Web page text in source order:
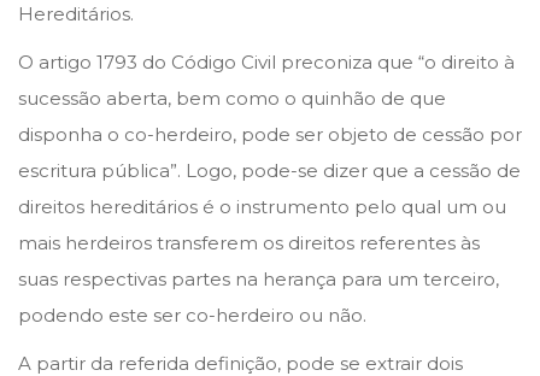
2
0
2
3
Hereditários.
O artigo 1793 do Código Civil preconiza que “o direito à
sucessão aberta, bem como o quinhão de que
disponha o co-herdeiro, pode ser objeto de cessão por
escritura pública”. Logo, pode-se dizer que a cessão de
direitos hereditários é o instrumento pelo qual um ou
mais herdeiros transferem os direitos referentes às
suas respectivas partes na herança para um terceiro,
podendo este ser co-herdeiro ou não.
A partir da referida definição, pode se extrair dois